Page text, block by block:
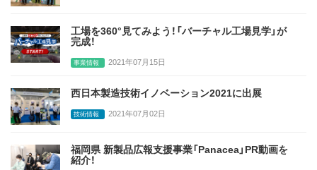
工場を360°見てみよう！「バーチャル工場見学」が
完成！
事業情報 2021年07月15日
西日本製造技術イノベーション2021に出展
技術情報 2021年07月02日
福岡県 新製品広報支援事業「Panacea」PR動画を
紹介！